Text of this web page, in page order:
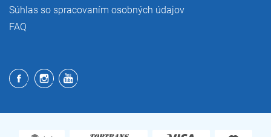
Súhlas so spracovaním osobných údajov
FAQ